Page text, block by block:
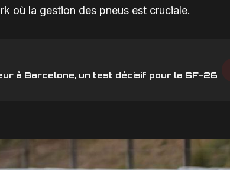
où la gestion des pneus est cruciale.
à Barcelone, un test décisif pour la SF-26